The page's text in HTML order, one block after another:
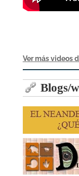
Ver más videos
Blogs/